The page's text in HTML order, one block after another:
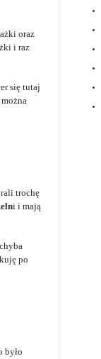
oraz
i raz
się tutaj
trochę
i i mają
po
było